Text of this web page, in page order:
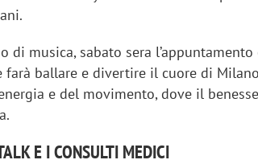
di musica, sabato sera l’appuntamento
farà ballare e divertire il cuore di
e del movimento, dove il
E I CONSULTI MEDICI